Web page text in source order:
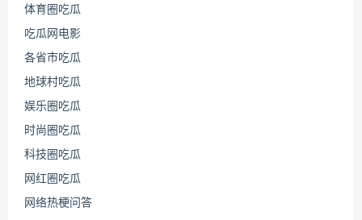
体育圈吃瓜
吃瓜网电影
各省市吃瓜
地球村吃瓜
娱乐圈吃瓜
时尚圈吃瓜
科技圈吃瓜
网红圈吃瓜
网络热梗问答